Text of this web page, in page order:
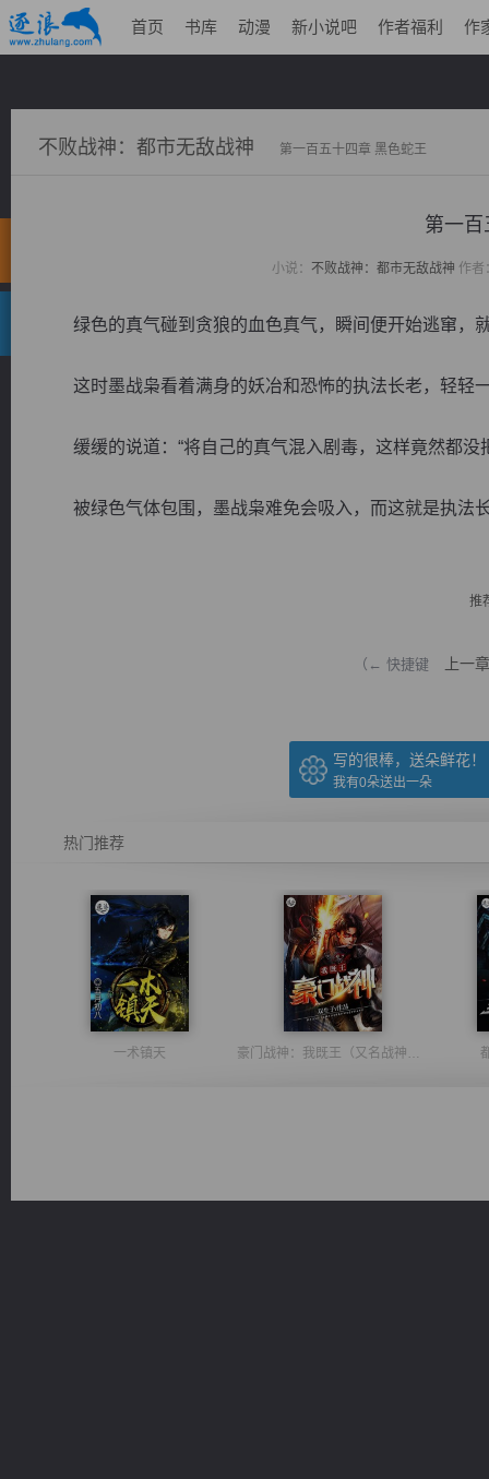
首页 书库 动漫 新小说吧 作者福利 作
不败战神：都市无敌战神 第一百五十四章 黑色蛇王
第一百
小说： 不败战神：都市无敌战神 作者
绿色的真气碰到贪狼的血色真气，瞬间便开始逃窜，
这时墨战枭看着满身的妖冶和恐怖的执法长老，轻轻
缓缓的说道：“将自己的真气混入剧毒，这样竟然都没
被绿色气体包围，墨战枭难免会吸入，而这就是执法
推
（← 快捷键 上一章
写的很棒，送朵鲜花！
我有0朵送出一朵
热门推荐
一术镇天 豪门战神：我既王（又名战神归来不败神婿修罗战神）